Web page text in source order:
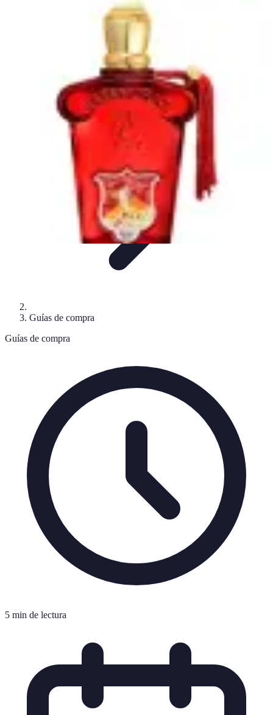
Consejos y Mantenimiento Guías y Tutoriales
Guías de Compra
Guías de compra
Guías de compra
5 min de lectura